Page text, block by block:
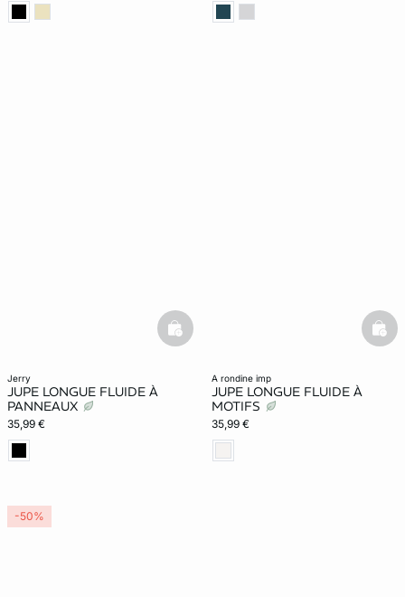
jerry
JUPE LONGUE FLUIDE À
PANNEAUX
35,99 €
basketfull
a rondine imp
JUPE LONGUE FLUIDE À
MOTIFS
35,99 €
-50%